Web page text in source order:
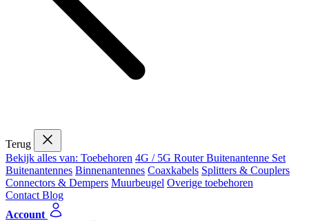
Terug
Bekijk alles van: Toebehoren 4G / 5G Router Buitenantenne Set
Buitenantennes Binnenantennes Coaxkabels Splitters & Couplers
Connectors & Dempers Muurbeugel Overige toebehoren
Contact Blog
Account